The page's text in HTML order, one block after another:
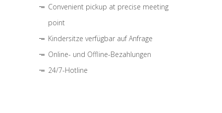
Convenient pickup at precise meeting
point
Kindersitze verfügbar auf Anfrage
Online- und Offline-Bezahlungen
24/7-Hotline